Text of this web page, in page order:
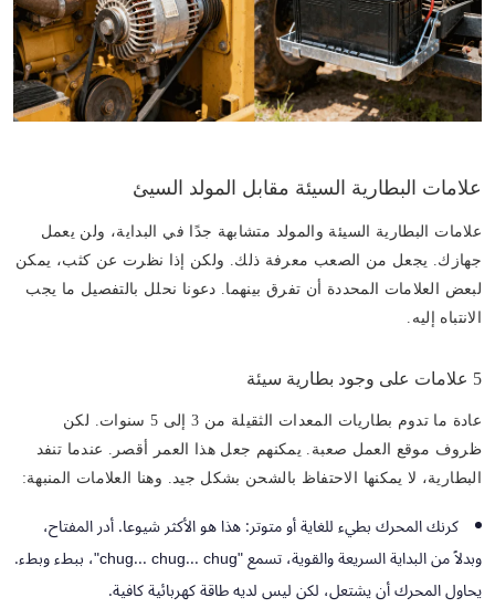
علامات البطارية السيئة مقابل المولد السيئ
علامات البطارية السيئة والمولد متشابهة جدًا في البداية، ولن يعمل
جهازك. يجعل من الصعب معرفة ذلك. ولكن إذا نظرت عن كثب، يمكن
لبعض العلامات المحددة أن تفرق بينهما. دعونا نحلل بالتفصيل ما يجب
الانتباه إليه.
5 علامات على وجود بطارية سيئة
عادة ما تدوم بطاريات المعدات الثقيلة من 3 إلى 5 سنوات. لكن
ظروف موقع العمل صعبة. يمكنهم جعل هذا العمر أقصر. عندما تنفد
البطارية، لا يمكنها الاحتفاظ بالشحن بشكل جيد. وهنا العلامات المنبهة:
كرنك المحرك بطيء للغاية أو متوتر:هذا هو الأكثر شيوعا. أدر المفتاح،
وبدلاً من البداية السريعة والقوية، تسمع "chug... chug... chug"، ببطء وبطء.
يحاول المحرك أن يشتعل، لكن ليس لديه طاقة كهربائية كافية.